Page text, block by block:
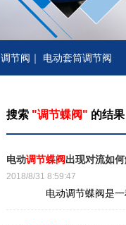
调节阀 ｜ 电动套筒调节阀
搜索 "调节蝶阀" 的结果
电动调节蝶阀出现对流如
2018/8/31 8:59:47
电动调节蝶阀是一种